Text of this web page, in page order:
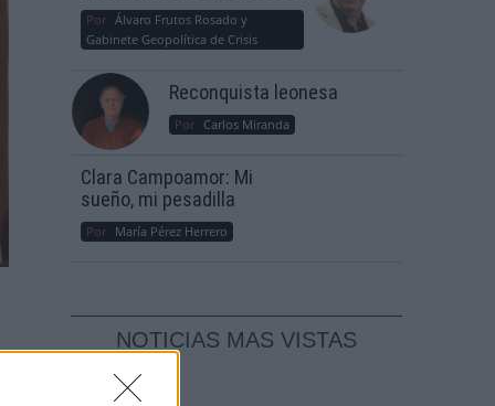
Por Álvaro Frutos Rosado y
Gabinete Geopolítica de Crisis
Reconquista leonesa
Por Carlos Miranda
Clara Campoamor: Mi
sueño, mi pesadilla
Por María Pérez Herrero
NOTICIAS MAS VISTAS